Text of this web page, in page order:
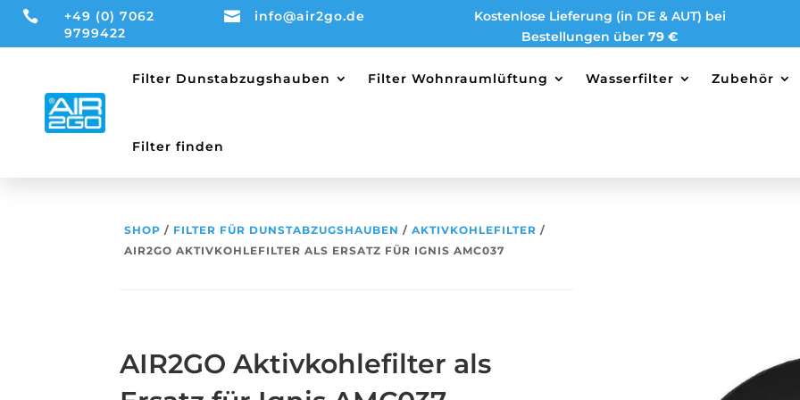

+49 (0) 7062
9799422
 info@air2go.de
Kostenlose Lieferung (in DE & AUT) bei
Bestellungen über 79 €
Filter Dunstabzugshauben Filter Wohnraumlüftung Wasserfilter Zubehör
Filter finden
SHOP / FILTER FÜR DUNSTABZUGSHAUBEN /AKTIVKOHLEFILTER /
AIR2GO AKTIVKOHLEFILTER ALS ERSATZ FÜR IGNIS AMC037
AIR2GO Aktivkohlefilter als